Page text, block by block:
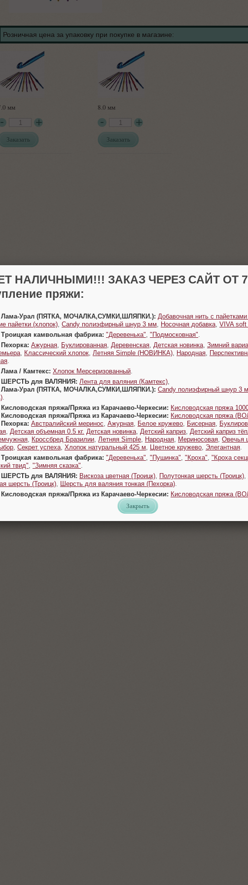
Розничная цена за упаковку при покупке в магазине:
мм
Заказать
8.0 мм
Заказать
НАЛИЧНЫМИ!!! ЗАКАЗ ЧЕРЕЗ САЙТ ОТ
пряжи:
Лама-Урал (ПЯТКА, МОЧАЛКА,СУМКИ,ШЛЯПКИ.): Добавочная нить с
пайетки (хлопок) Candy полиэфирный шнур 3 мм Носочная добавка VIVA
Троицкая камвольная фабрика: "Деревенька" "Подмосковная"
Ажурная Буклированная Деревенская Детская новинка Зимний
Классический хлопок Летняя Simple (НОВИНКА) Народная
Лама / Камтекс: Хлопок Мерсеризованный
ШЕРСТЬ для ВАЛЯНИЯ: Лента для валяния (Камтекс)
Лама-Урал (ПЯТКА, МОЧАЛКА,СУМКИ,ШЛЯПКИ.): Candy полиэфирный шнур 3
Кисловодская пряжа/Пряжа из Карачаево-Черкесии: Кисловодская пряжа
Кисловодская пряжа/Пряжа из Карачаево-Черкесии: Кисловодская пряжа
Австралийский меринос Ажурная Белое кружево Бисерная
Детская объемная 0.5 кг. Детская новинка Детский каприз Детский каприз
Кроссбред Бразилии Летняя Simple Народная Мериносовая Овечья
Секрет успеха Хлопок натуральный 425 м Цветное кружево Элегантная
Троицкая камвольная фабрика: "Деревенька" "Пушинка" "Кроха" "Кроха
твид" "Зимняя сказка"
ШЕРСТЬ для ВАЛЯНИЯ: Вискоза цветная (Троицк) Полутонкая шерсть (Троицк)
шерсть (Троицк)
Шерсть для валяния тонкая (Пехорка)
Кисловодская пряжа/Пряжа из Карачаево-Черкесии: Кисловодская пряжа
Закрыть